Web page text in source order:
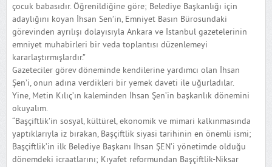
çocuk babasıdır. Öğrenildiğine göre; Belediye Başkanlığı için
adaylığını koyan İhsan Sen’in, Emniyet Basın Bürosundaki
görevinden ayrılışı dolayısıyla Ankara ve İstanbul gazetelerinin
emniyet muhabirleri bir veda toplantısı düzenlemeyi
kararlaştırmışlardır.”
Gazeteciler görev döneminde kendilerine yardımcı olan İhsan
Şen’i, onun adına verdikleri bir yemek daveti ile uğurladılar.
Yine, Metin Kılıç’ın kaleminden İhsan Şen’in başkanlık dönemini
okuyalım.
“Başçiftlik’in sosyal, kültürel, ekonomik ve mimari kalkınmasında
yaptıklarıyla iz bırakan, Başçiftlik siyasi tarihinin en önemli ismi;
Başçiftlik’in ilk Belediye Başkanı İhsan ŞEN’i yönetimde olduğu
dönemdeki icraatlarını; Kıyafet reformundan Başçiftlik-Niksar